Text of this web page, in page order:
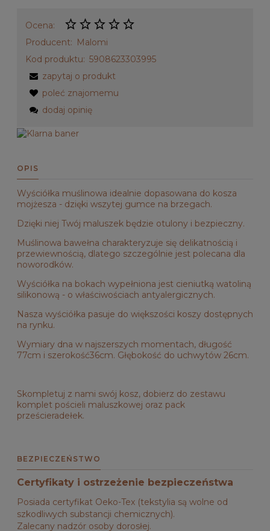
Ocena:
Producent:
Malomi
Kod produktu: 5908623303995
zapytaj o produkt
poleć znajomemu
dodaj opinię
OPIS
Wyściółka muślinowa idealnie dopasowana do kosza
mojżesza - dzięki wszytej gumce na brzegach.
Dzięki niej Twój maluszek będzie otulony i bezpieczny.
Muślinowa bawełna charakteryzuje się delikatnością i
przewiewnością, dlatego szczególnie jest polecana dla
noworodków.
Wyściółka na bokach wypełniona jest cieniutką watoliną
silikonową - o właściwościach antyalergicznych.
Nasza wyściółka pasuje do większości koszy dostępnych
na rynku.
Wymiary dna w najszerszych momentach, długość
77cm i szerokość36cm. Głębokość do uchwytów 26cm.
Skompletuj z nami swój kosz, dobierz do zestawu
komplet pościeli maluszkowej oraz pack
prześcieradełek.
BEZPIECZEŃSTWO
Certyfikaty i ostrzeżenie bezpieczeństwa
Posiada certyfikat Oeko-Tex (tekstylia są wolne od
szkodliwych substancji chemicznych).
Zalecany nadzór osoby dorosłej.